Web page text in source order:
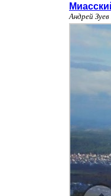
Андрей